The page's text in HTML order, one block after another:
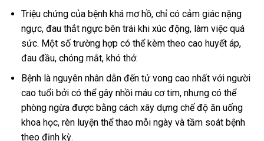
Triệu chứng của bệnh khá mơ hồ, chỉ có cảm giác nặng
ngực, đau thắt ngực bên trái khi xúc động, làm việc quá
sức. Một số trường hợp có thể kèm theo cao huyết áp,
đau đầu, chóng mắt, khó thở.
Bệnh là nguyên nhân dẫn đến tử vong cao nhất với người
cao tuổi bởi có thể gây nhồi máu cơ tim, nhưng có thể
phòng ngừa được bằng cách xây dựng chế độ ăn uống
khoa học, rèn luyện thể thao mỗi ngày và tầm soát bệnh
theo định kỳ.